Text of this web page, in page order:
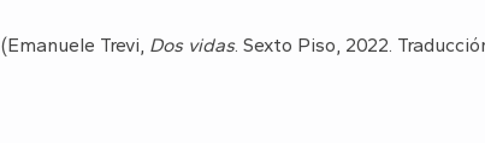
(Emanuele Trevi, Dos vidas. Sexto Piso, 2022.